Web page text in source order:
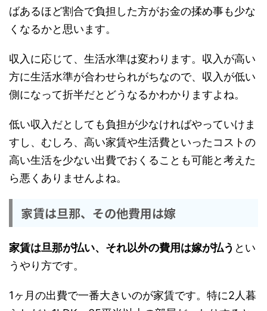
ばあるほど割合で負担した方がお金の揉め事も少な
くなるかと思います。
収入に応じて、生活水準は変わります。収入が高い
方に生活水準が合わせられがちなので、収入が低い
側になって折半だとどうなるかわかりますよね。
低い収入だとしても負担が少なければやっていけま
すし、むしろ、高い家賃や生活費といったコストの
高い生活を少ない出費でおくることも可能と考えた
ら悪くありませんよね。
家賃は旦那、その他費用は嫁
家賃は旦那が払い、それ以外の費用は嫁が払う とい
うやり方です。
1ヶ月の出費で一番大きいのが家賃です。特に2人暮